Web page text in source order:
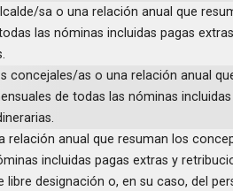
sa o una relación anual que
las nóminas incluidas pagas
concejales/as o una relación anual
de todas las nóminas incluidas
relación anual que resuman los
incluidas pagas extras y
libre designación o, en su caso, del